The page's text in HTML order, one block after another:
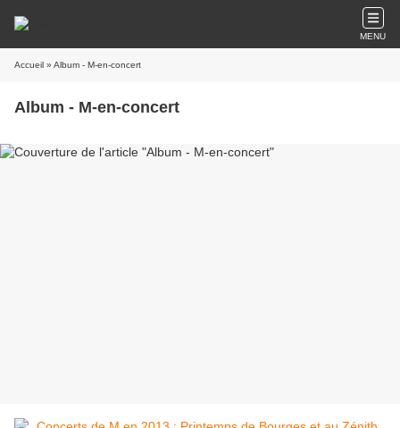
MENU
Accueil » Album - M-en-concert
Album - M-en-concert